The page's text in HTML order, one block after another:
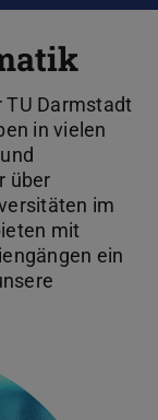
TU Darmstadt
in vielen
über
im
mit
ein